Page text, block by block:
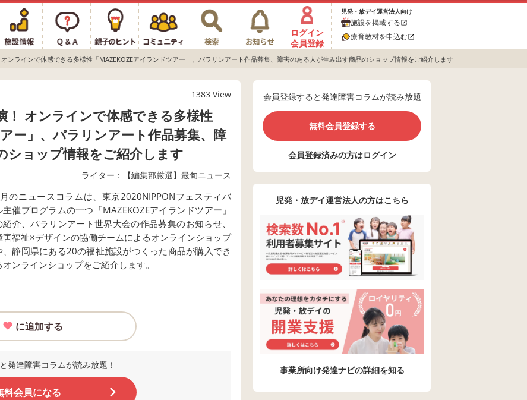
ログイン
会員登録
児発・放デイ運営法人向け
施設を掲載する
療育教材を申込む
ンラインで体感できる多様性「MAZEKOZEアイランドツアー」、パラリンアート作品募集、障害のある人が生み出す商品のショップ情報をご紹介します
1383 View
！ オンラインで体感できる多様性
ー」、パラリンアート作品募集、障
ショップ情報をご紹介します
ライター：【編集部厳選】最旬ニュース
のニュースコラムは、東京2020NIPPONフェスティバ
主催プログラムの一つ「MAZEKOZEアイランドツアー」
紹介、パラリンアート世界大会の作品募集のお知らせ、
害福祉×デザインの協働チームによるオンラインショップ
、静岡県にある20の福祉施設がつくった商品が購入でき
オンラインショップをご紹介します。
に追加する
発達障害コラムが読み放題！
料会員になる
会員登録すると発達障害コラムが読み放題
無料会員登録する
会員登録済みの方はログイン
児発・放デイ運営法人の方はこちら
事業所向け発達ナビの詳細を知る